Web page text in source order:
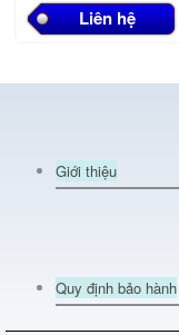
Liên hệ
Giới thiệu
Quy định bảo hành